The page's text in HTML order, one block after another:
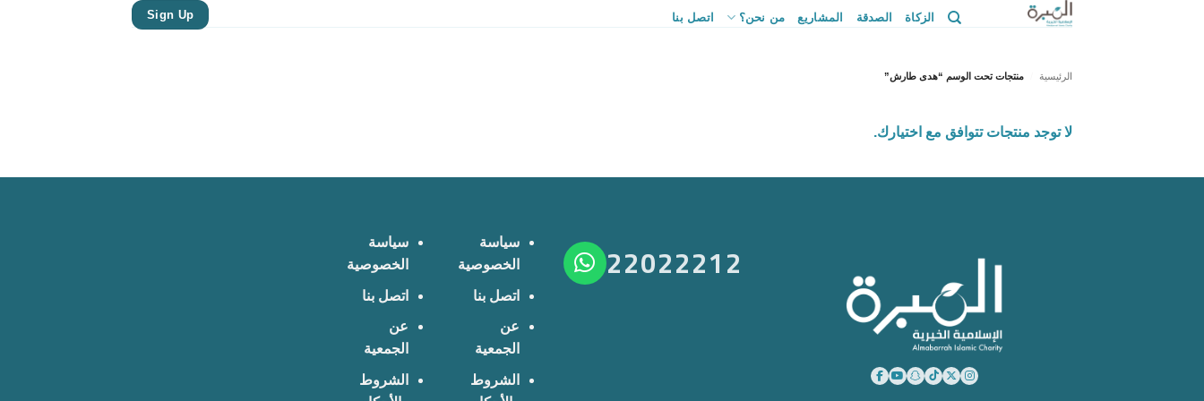
الزكاة الصدقة المشاريع من نحن؟ اتصل بنا Sign Up
الرئيسية منتجات تحت الوسم “هدى طارش”
لا توجد منتجات تتوافق مع اختيارك.
22022212
سياسة
الخصوصية
اتصل بنا
عن
الجمعية
الشروط
سياسة
الخصوصية
اتصل بنا
عن
الجمعية
الشروط